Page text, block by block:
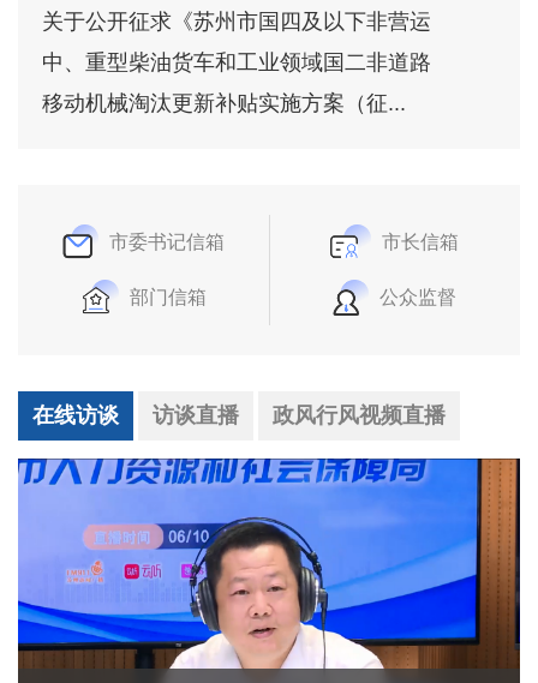
关于公开征求《苏州市国四及以下非营运
中、重型柴油货车和工业领域国二非道路
移动机械淘汰更新补贴实施方案（征...
市委书记信箱 市长信箱
部门信箱 公众监督
在线访谈 访谈直播 政风行风视频直播